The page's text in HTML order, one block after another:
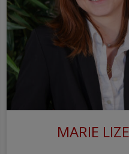
MARIE